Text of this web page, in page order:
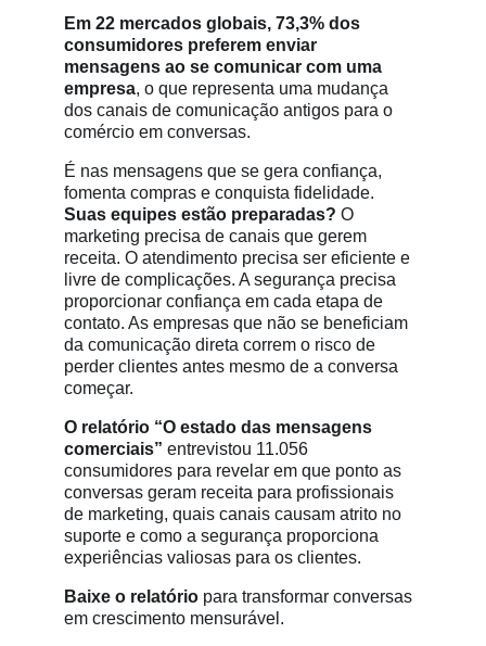
Em 22 mercados globais, 73,3% dos
consumidores preferem enviar
mensagens ao se comunicar com uma
empresa, o que representa uma mudança
dos canais de comunicação antigos para o
comércio em conversas.
É nas mensagens que se gera confiança,
fomenta compras e conquista fidelidade.
Suas equipes estão preparadas? O
marketing precisa de canais que gerem
receita. O atendimento precisa ser eficiente e
livre de complicações. A segurança precisa
proporcionar confiança em cada etapa de
contato. As empresas que não se beneficiam
da comunicação direta correm o risco de
perder clientes antes mesmo de a conversa
começar.
O relatório “O estado das mensagens
comerciais” entrevistou 11.056
consumidores para revelar em que ponto as
conversas geram receita para profissionais
de marketing, quais canais causam atrito no
suporte e como a segurança proporciona
experiências valiosas para os clientes.
Baixe o relatóriopara transformar conversas
em crescimento mensurável.